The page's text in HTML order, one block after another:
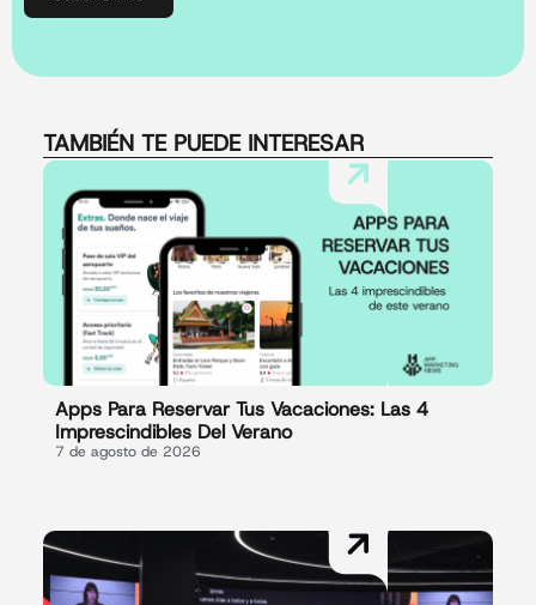
TAMBIÉN TE PUEDE INTERESAR
Apps Para Reservar Tus Vacaciones: Las 4
Imprescindibles Del Verano
7 de agosto de 2026